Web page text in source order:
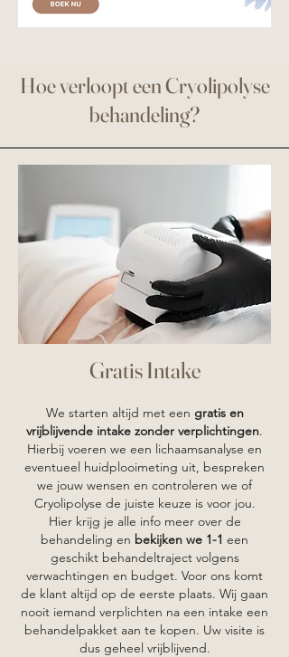
Hoe verloopt een Cryolipolyse
behandeling?
Gratis Intake
We starten altijd met een gratis en
vrijblijvende intake zonder verplichtingen.
Hierbij voeren we een lichaamsanalyse en
eventueel huidplooimeting uit, bespreken
we jouw wensen en controleren we of
Cryolipolyse de juiste keuze is voor jou.
Hier krijg je alle info meer over de
behandeling en bekijken we 1-1 een
geschikt behandeltraject volgens
verwachtingen en budget. Voor ons komt
de klant altijd op de eerste plaats. Wij gaan
nooit iemand verplichten na een intake een
behandelpakket aan te kopen. Uw visite is
dus geheel vrijblijvend.